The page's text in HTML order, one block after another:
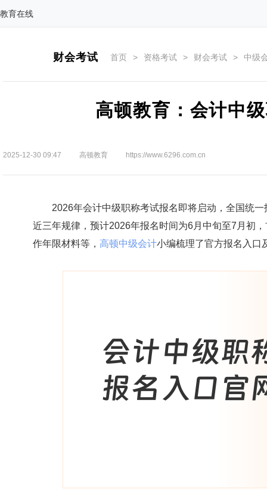
教育在线
财会考试 首页 > 资格考试 > 财会考试 > 中级
高顿教育：会计中
2025-12-30 09:47 高顿教育 https://www.6296.com.cn
2026年会计中级职称考试报名即将启动，全国统一
近三年规律，预计2026年报名时间为6月中旬至7月初
作年限材料等， 高顿中级会计小编梳理了官方报名入口